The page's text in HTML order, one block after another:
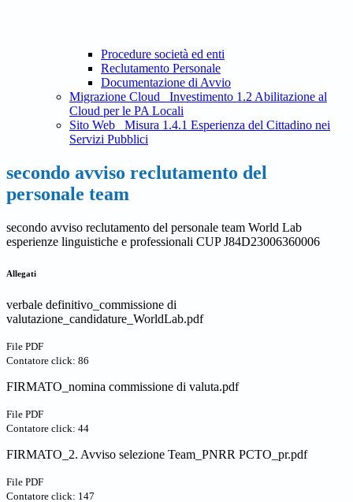
Procedure società ed enti
Reclutamento Personale
Documentazione di Avvio
Migrazione Cloud_ Investimento 1.2 Abilitazione al
Cloud per le PA Locali
Sito Web_ Misura 1.4.1 Esperienza del Cittadino nei
Servizi Pubblici
secondo avviso reclutamento del
personale team
secondo avviso reclutamento del personale team World Lab
esperienze linguistiche e professionali CUP J84D23006360006
Allegati
verbale definitivo_commissione di
valutazione_candidature_WorldLab.pdf
File PDF
Contatore click: 86
FIRMATO_nomina commissione di valuta.pdf
File PDF
Contatore click: 44
FIRMATO_2. Avviso selezione Team_PNRR PCTO_pr.pdf
File PDF
Contatore click: 147